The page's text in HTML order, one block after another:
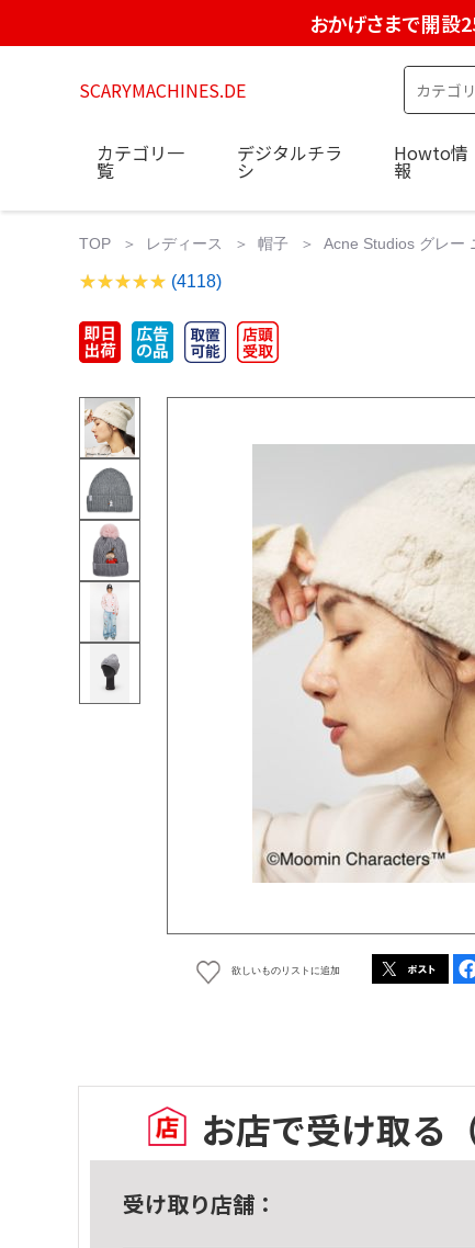
おかげさまで開設
SCARYMACHINES.DE
カテゴリ一
覧
デジタルチラ
シ
Howto情
報
TOP レディース 帽子 Acne Studios グレー
(4118)
欲しいものリストに追加
お店で受け取る
受け取り店舗：